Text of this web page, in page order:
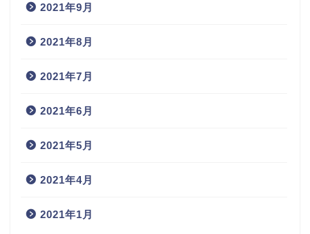
2021年9月
2021年8月
2021年7月
2021年6月
2021年5月
2021年4月
2021年1月